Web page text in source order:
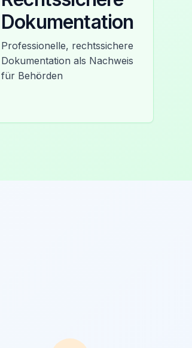
Dokumentation
Professionelle, rechtssichere
Dokumentation als Nachweis
für Behörden